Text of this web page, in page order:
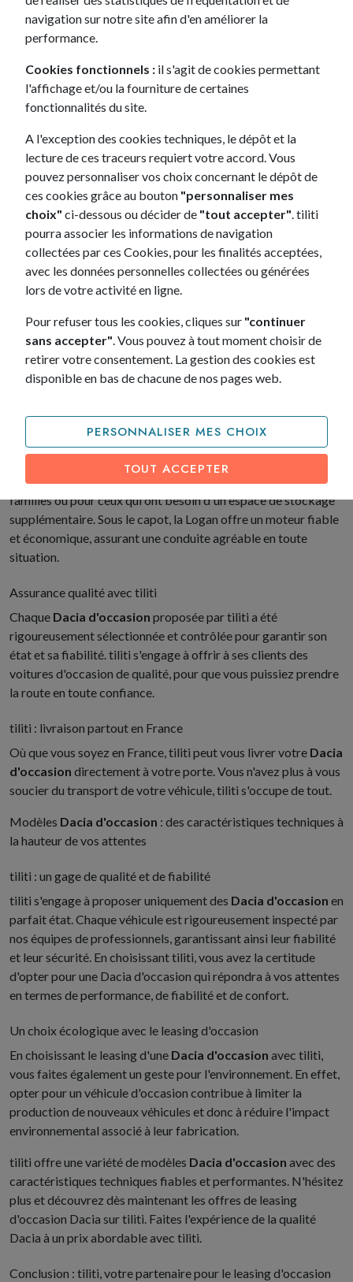
navigation sur notre site afin d'en améliorer la
performance.
Cookies fonctionnels : il s'agit de cookies permettant
l'affichage et/ou la fourniture de certaines
fonctionnalités du site.
A l'exception des cookies techniques, le dépôt et la
lecture de ces traceurs requiert votre accord. Vous
pouvez personnaliser vos choix concernant le dépôt de
ces cookies grâce au bouton "personnaliser mes
choix" ci-dessous ou décider de "tout accepter". tiliti
pourra associer les informations de navigation
collectées par ces Cookies, pour les finalités acceptées,
avec les données personnelles collectées ou générées
lors de votre activité en ligne.
Pour refuser tous les cookies, cliques sur "continuer
sans accepter". Vous pouvez à tout moment choisir de
retirer votre consentement. La gestion des cookies est
disponible en bas de chacune de nos pages web.
PERSONNALISER MES CHOIX
TOUT ACCEPTER
Le Dacia Duster d'occasion est un véhicule qui se distingue par
sa robustesse et sa fiabilité. Cet SUV compact offre une
spacieux et ses sièges confortables. Avec un moteur
performant et économique, le Duster est adapté aussi bien à
une utilisation urbaine qu'à des escapades hors des sentiers
battus. De plus, la version 4x4 du Duster sera un atout
précieux pour ceux qui apprécient les sorties en terrain varié.
Dacia Sandero d'occasion : une citadine économique
Dacia Sandero d'occasionest la preuve qu'une voiture
compacte peut être à la fois pratique et économique. Son
moteur efficient et son faible coût d'entretien en font le choix
idéal pour ceux qui recherchent une voiture citadine
abordable. En outre, malgré sa taille compacte, la Sandero
coffre impressionnante pour sa catégorie.
Dacia Logan d'occasion : un véhicule spacieux pour toute la
famille
son espace généreux. Cette berline offre un habitacle spacieux
et confortable, capable d'accueillir jusqu'à 5 personnes avec
aisance. Le coffre de la Logan est également impressionnant,
offrant un volume de chargement important, idéal pour les
familles ou pour ceux qui ont besoin d'un espace de stockage
supplémentaire. Sous le capot, la Logan offre un moteur fiable
et économique, assurant une conduite agréable en toute
situation.
Assurance qualité avec tiliti
Chaque Dacia d'occasion proposée par tiliti a été
rigoureusement sélectionnée et contrôlée pour garantir son
état et sa fiabilité. tiliti s'engage à offrir à ses clients des
voitures d'occasion de qualité, pour que vous puissiez prendre
la route en toute confiance.
tiliti : livraison partout en France
Où que vous soyez en France, tiliti peut vous livrer votre Dacia
d'occasion directement à votre porte. Vous n'avez plus à vous
soucier du transport de votre véhicule, tiliti s'occupe de tout.
Modèles Dacia d'occasion : des caractéristiques techniques à
la hauteur de vos attentes
tiliti : un gage de qualité et de fiabilité
tiliti s'engage à proposer uniquement des Dacia d'occasion en
parfait état. Chaque véhicule est rigoureusement inspecté par
nos équipes de professionnels, garantissant ainsi leur fiabilité
et leur sécurité. En choisissant tiliti, vous avez la certitude
d'opter pour une Dacia d'occasion qui répondra à vos attentes
en termes de performance, de fiabilité et de confort.
Un choix écologique avec le leasing d'occasion
En choisissant le leasing d'une Dacia d'occasion avec tiliti,
vous faites également un geste pour l'environnement. En effet,
opter pour un véhicule d'occasion contribue à limiter la
production de nouveaux véhicules et donc à réduire l'impact
environnemental associé à leur fabrication.
tiliti offre une variété de modèles Dacia d'occasion avec des
caractéristiques techniques fiables et performantes. N'hésitez
plus et découvrez dès maintenant les offres de leasing
d'occasion Dacia sur tiliti. Faites l'expérience de la qualité
Dacia à un prix abordable avec tiliti.
Conclusion : tiliti, votre partenaire pour le leasing d'occasion